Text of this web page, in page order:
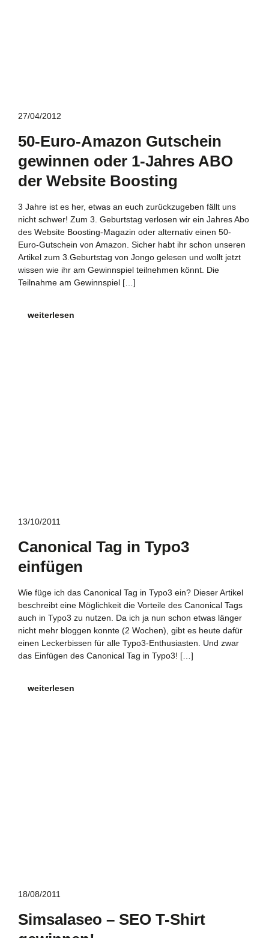
27/04/2012
50-Euro-Amazon Gutschein
gewinnen oder 1-Jahres ABO
der Website Boosting
3 Jahre ist es her, etwas an euch zurückzugeben fällt uns
nicht schwer! Zum 3. Geburtstag verlosen wir ein Jahres Abo
des Website Boosting-Magazin oder alternativ einen 50-
Euro-Gutschein von Amazon. Sicher habt ihr schon unseren
Artikel zum 3.Geburtstag von Jongo gelesen und wollt jetzt
wissen wie ihr am Gewinnspiel teilnehmen könnt. Die
Teilnahme am Gewinnspiel […]
weiterlesen
13/10/2011
Canonical Tag in Typo3
einfügen
Wie füge ich das Canonical Tag in Typo3 ein? Dieser Artikel
beschreibt eine Möglichkeit die Vorteile des Canonical Tags
auch in Typo3 zu nutzen. Da ich ja nun schon etwas länger
nicht mehr bloggen konnte (2 Wochen), gibt es heute dafür
einen Leckerbissen für alle Typo3-Enthusiasten. Und zwar
das Einfügen des Canonical Tag in Typo3! […]
weiterlesen
18/08/2011
Simsalaseo – SEO T-Shirt